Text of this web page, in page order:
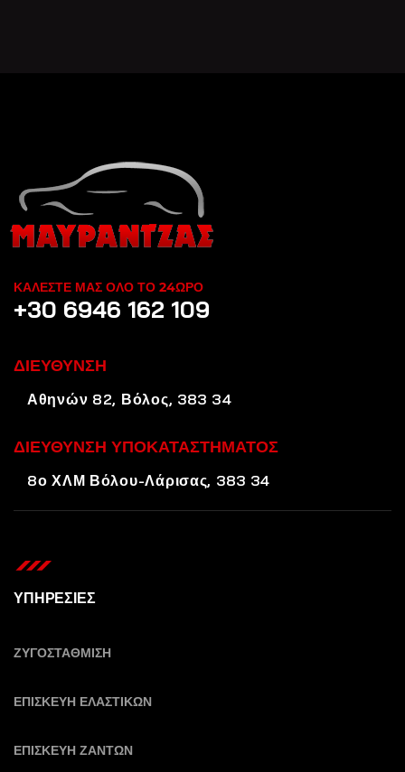
ΚΑΛΕΣΤΕ ΜΑΣ ΟΛΟ ΤΟ 24ΩΡΟ
+30 6946 162 109
ΔΙΕΥΘΥΝΣΗ
Αθηνών 82, Βόλος, 383 34
ΔΙΕΥΘΥΝΣΗ ΥΠΟΚΑΤΑΣΤΗΜΑΤΟΣ
8ο ΧΛΜ Βόλου-Λάρισας, 383 34
ΥΠΗΡΕΣΙΕΣ
ΖΥΓΟΣΤΑΘΜΙΣΗ
ΕΠΙΣΚΕΥΗ ΕΛΑΣΤΙΚΩΝ
ΕΠΙΣΚΕΥΗ ΖΑΝΤΩΝ